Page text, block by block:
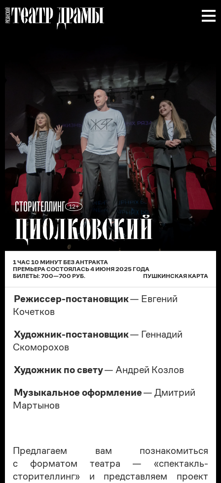
СТОРИТЕЛЛИНГ 12+
ЦИОЛКОВСКИЙ
1 ЧАС 10 МИНУТ БЕЗ АНТРАКТА
ПРЕМЬЕРАСОСТОЯЛАСЬ4 ИЮНЯ 2025 ГОДА
БИЛЕТЫ:700—700 РУБ. ПУШКИНСКАЯ КАРТА
Режиссер-постановщик— Евгений
Кочетков
Художник-постановщик— Геннадий
Скоморохов
Художник по свету— Андрей Козлов
Музыкальное оформление— Дмитрий
Мартынов
Предлагаем вам познакомиться
с форматом театра — «спектакль-
сторителлинг» и представляем проект